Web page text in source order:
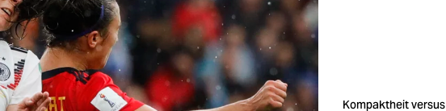
Kompaktheit versus